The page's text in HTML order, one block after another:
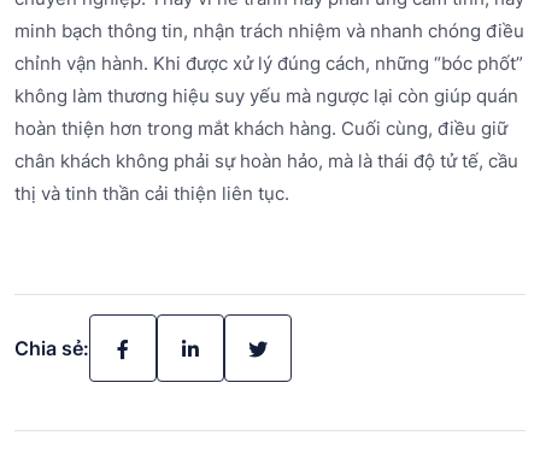
minh bạch thông tin, nhận trách nhiệm và nhanh chóng điều
chỉnh vận hành. Khi được xử lý đúng cách, những “bóc phốt”
không làm thương hiệu suy yếu mà ngược lại còn giúp quán
hoàn thiện hơn trong mắt khách hàng. Cuối cùng, điều giữ
chân khách không phải sự hoàn hảo, mà là thái độ tử tế, cầu
thị và tinh thần cải thiện liên tục.
Chia sẻ: